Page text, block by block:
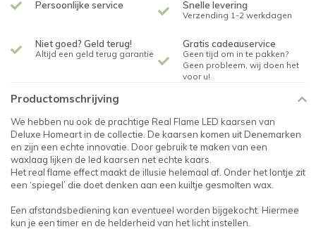
Persoonlijke service Snelle levering
Verzending 1-2 werkdagen
Niet goed? Geld terug!
Altijd een geld terug garantie
Gratis cadeauservice
Geen tijd om in te pakken?
Geen probleem, wij doen het
voor u!
Productomschrijving
We hebben nu ook de prachtige Real Flame LED kaarsen van
Deluxe Homeart in de collectie. De kaarsen komen uit Denemarken
en zijn een echte innovatie. Door gebruik te maken van een
waxlaag lijken de led kaarsen net echte kaars.
Het real flame effect maakt de illusie helemaal af. Onder het lontje zit
een ‘spiegel’ die doet denken aan een kuiltje gesmolten wax.
Een afstandsbediening kan eventueel worden bijgekocht. Hiermee
kun je een timer en de helderheid van het licht instellen.